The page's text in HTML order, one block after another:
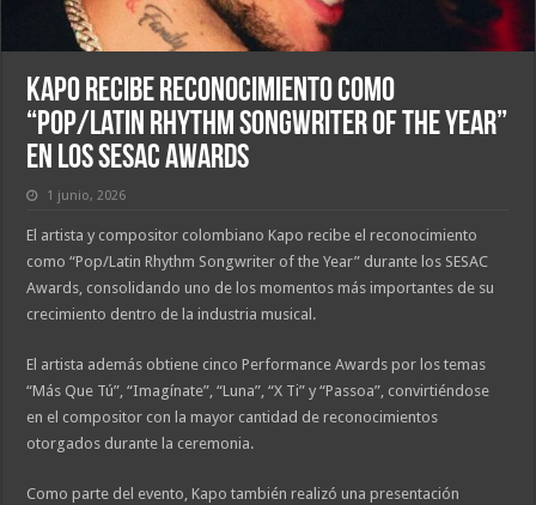
Kapo recibe reconocimiento como
“Pop/Latin Rhythm Songwriter of the Year”
en los SESAC Awards
1 junio, 2026
El artista y compositor colombiano Kapo recibe el reconocimiento
como “Pop/Latin Rhythm Songwriter of the Year” durante los SESAC
Awards, consolidando uno de los momentos más importantes de su
crecimiento dentro de la industria musical.
El artista además obtiene cinco Performance Awards por los temas
“Más Que Tú”, “Imagínate”, “Luna”, “X Ti” y “Passoa”, convirtiéndose
en el compositor con la mayor cantidad de reconocimientos
otorgados durante la ceremonia.
Como parte del evento, Kapo también realizó una presentación